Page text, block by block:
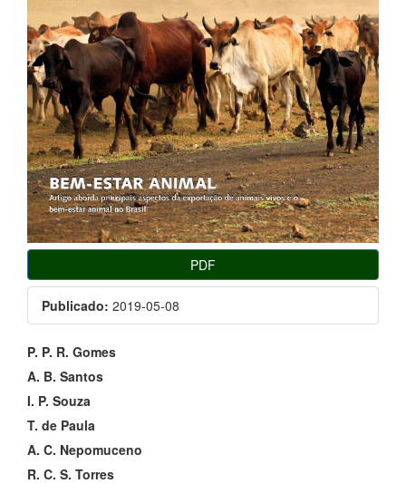
PDF
Publicado: 2019-05-08
Conteúdo
do
artigo
principal
P. P. R. Gomes
A. B. Santos
I. P. Souza
T. de Paula
A. C. Nepomuceno
R. C. S. Torres